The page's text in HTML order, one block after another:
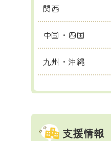
関西
中国・四国
九州・沖縄
支援情報